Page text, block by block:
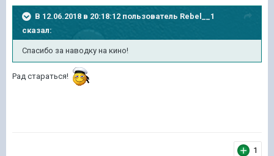
В 12.06.2018 в 20:18:12 пользователь Rebel__1
сказал:
Спасибо за наводку на кино!
Рад стараться!
1